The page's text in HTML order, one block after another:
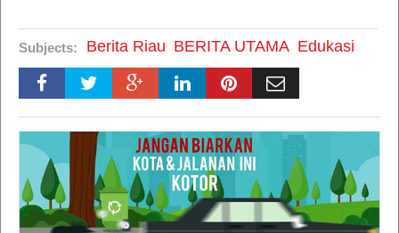
Subjects: Berita Riau BERITA UTAMA Edukasi